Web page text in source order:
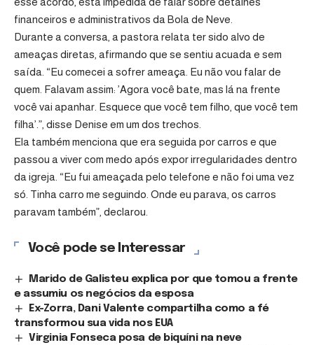
financeiros e administrativos da Bola de Neve.
Durante a conversa, a pastora relata ter sido alvo de
ameaças diretas, afirmando que se sentiu acuada e sem
saída. “Eu comecei a sofrer ameaça. Eu não vou falar de
quem. Falavam assim: ’Agora você bate, mas lá na frente
você vai apanhar. Esquece que você tem filho, que você tem
filha’.”, disse Denise em um dos trechos.
Ela também menciona que era seguida por carros e que
passou a viver com medo após expor irregularidades dentro
da igreja. “Eu fui ameaçada pelo telefone e não foi uma vez
só. Tinha carro me seguindo. Onde eu parava, os carros
paravam também”, declarou.
Você pode se Interessar
Marido de Galisteu explica por que tomou a frente
e assumiu os negócios da esposa
Ex-Zorra, Dani Valente compartilha como a fé
transformou sua vida nos EUA
Virginia Fonseca posa de biquíni na neve